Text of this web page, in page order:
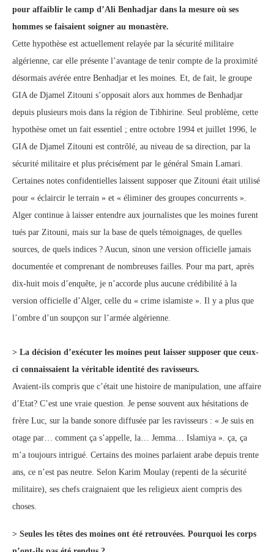
pour affaiblir le camp d’Ali Benhadjar dans la mesure où ses
hommes se faisaient soigner au monastère.
Cette hypothèse est actuellement relayée par la sécurité militaire
algérienne, car elle présente l’avantage de tenir compte de la proximité
désormais avérée entre Benhadjar et les moines. Et, de fait, le groupe
GIA de Djamel Zitouni s’opposait alors aux hommes de Benhadjar
depuis plusieurs mois dans la région de Tibhirine. Seul problème, cette
hypothèse omet un fait essentiel ; entre octobre 1994 et juillet 1996, le
GIA de Djamel Zitouni est contrôlé, au niveau de sa direction, par la
sécurité militaire et plus précisément par le général Smain Lamari.
Certaines notes confidentielles laissent supposer que Zitouni était utilisé
pour « éclaircir le terrain » et « éliminer des groupes concurrents ».
Alger continue à laisser entendre aux journalistes que les moines furent
tués par Zitouni, mais sur la base de quels témoignages, de quelles
sources, de quels indices ? Aucun, sinon une version officielle jamais
documentée et comprenant de nombreuses failles. Pour ma part, après
dix-huit mois d’enquête, je n’accorde plus aucune crédibilité à la
version officielle d’Alger, celle du « crime islamiste ». Il y a plus que
l’ombre d’un soupçon sur l’armée algérienne.
> La décision d’exécuter les moines peut laisser supposer que ceux-
ci connaissaient la véritable identité des ravisseurs.
Avaient-ils compris que c’était une histoire de manipulation, une affaire
d’Etat? C’est une vraie question. Je pense souvent aux hésitations de
frère Luc, sur la bande sonore diffusée par les ravisseurs : « Je suis en
otage par… comment ça s’appelle, la… Jemma… Islamiya ». ça, ça
m’a toujours intrigué. Certains des moines parlaient arabe depuis trente
ans, ce n’est pas neutre. Selon Karim Moulay (repenti de la sécurité
militaire), ses chefs craignaient que les religieux aient compris des
choses.
> Seules les têtes des moines ont été retrouvées. Pourquoi les corps